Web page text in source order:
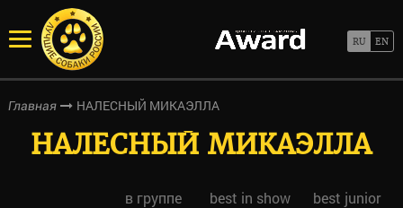
Главная НАЛЕСНЫЙ МИКАЭЛЛА
НАЛЕСНЫЙ МИКАЭЛЛА
в группе best in show
best junior